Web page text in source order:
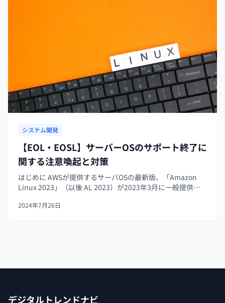
システム開発
【EOL・EOSL】サーバーOSのサポート終了に
関する注意喚起と対策
はじめに AWSが提供するサーバOSの最新版、「Amazon
Linux 2023」（以後 AL 2023）が2023年3月に一般提供開
についても、EOL（サポート終了期...
2024年7月26日
デジタルトレンドナビ